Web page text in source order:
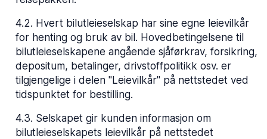
4.2. Hvert bilutleieselskap har sine egne leievilkår
for henting og bruk av bil. Hovedbetingelsene til
bilutleieselskapene angående sjåførkrav, forsikring,
depositum, betalinger, drivstoffpolitikk osv. er
tilgjengelige i delen "Leievilkår" på nettstedet ved
tidspunktet for bestilling.
4.3. Selskapet gir kunden informasjon om
bilutleieselskapets leievilkår på nettstedet